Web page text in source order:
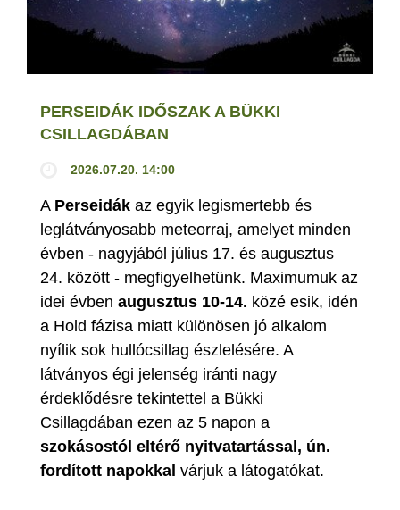
PERSEIDÁK IDŐSZAK A BÜKKI
CSILLAGDÁBAN
2026.07.20. 14:00
A Perseidák az egyik legismertebb és
leglátványosabb meteorraj, amelyet minden
évben - nagyjából július 17. és augusztus
24. között - megfigyelhetünk. Maximumuk az
idei évben augusztus 10-14. közé esik, idén
a Hold fázisa miatt különösen jó alkalom
nyílik sok hullócsillag észlelésére. A
látványos égi jelenség iránti nagy
érdeklődésre tekintettel a Bükki
Csillagdában ezen az 5 napon a
szokásostól eltérő nyitvatartással, ún.
fordított napokkal várjuk a látogatókat.